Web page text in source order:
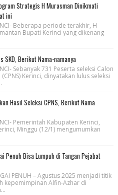
Strategis H Murasman Dinikmati
ini
Beberapa periode terakhir, H
Bupati Kerinci yang dikenang
SKD, Berikut Nama-namanya
Sebanyak 731 Peserta seleksi Calon
Kerinci, dinyatakan lulus seleksi
Hasil Seleksi CPNS, Berikut Nama
Pemerintah Kabupaten Kerinci,
Minggu (12/1) mengumumkan
Penuh Bisa Lumpuh di Tangan Pejabat
PENUH – Agustus 2025 menjadi titik
kepemimpinan Alfin-Azhar di